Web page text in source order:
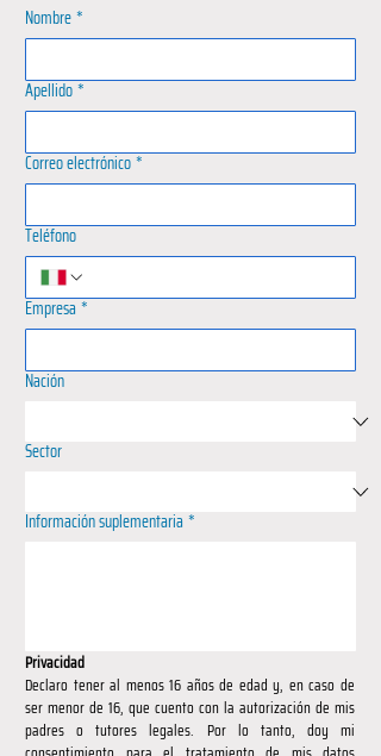
Nombre*
Apellido*
Correo electrónico*
Teléfono
Empresa*
Nación
Sector
Información suplementaria*
Privacidad
Declaro tener al menos 16 años de edad y, en caso de
ser menor de 16, que cuento con la autorización de mis
padres o tutores legales. Por lo tanto, doy mi